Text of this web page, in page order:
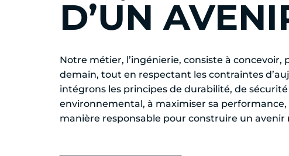
D’UN
Notre métier, l’ingénierie, consiste à
demain, tout en respectant les contraintes
intégrons les principes de durabilité, de
environnemental, à maximiser sa
manière responsable pour construire un avenir